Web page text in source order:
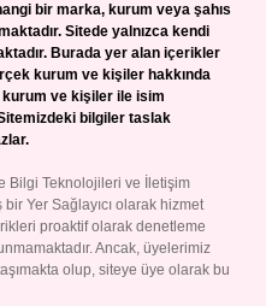
bir marka, kurum veya şahıs
Sitede yalnızca kendi
Burada yer alan içerikler
kurum ve kişiler hakkında
kurum ve kişiler ile isim
bilgiler taslak
Bilgi Teknolojileri ve İletişim
Yer Sağlayıcı olarak hizmet
proaktif olarak denetleme
Ancak, üyelerimiz
olup, siteye üye olarak bu